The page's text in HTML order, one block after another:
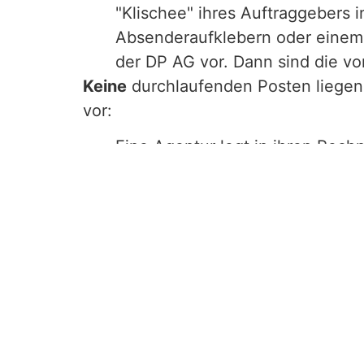
"Klischee" ihres Auftraggebers
Absenderaufklebern oder
der DP AG vor. Dann sind die
Keine durchlaufenden Posten
vor:
Eine Agentur legt in ihren